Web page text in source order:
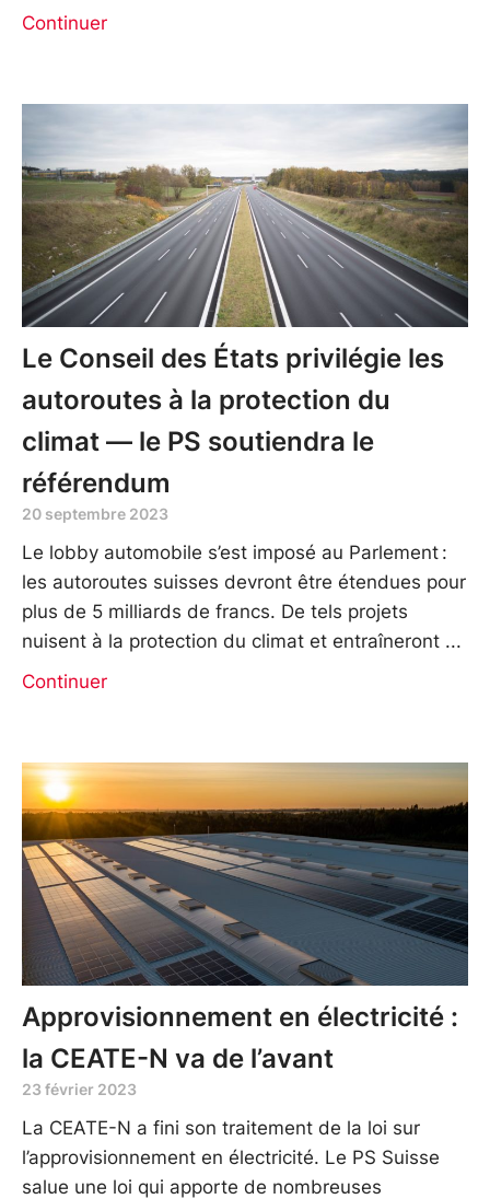
Continuer
Le Conseil des États privilégie les
autoroutes à la protection du
climat — le PS soutiendra le
référendum
20 septembre 2023
Le lobby automobile s’est imposé au Parlement :
les autoroutes suisses devront être étendues pour
plus de 5 milliards de francs. De tels projets
nuisent à la protection du climat et entraîneront
Continuer
Approvisionnement en électricité :
la CEATE-N va de l’avant
23 février 2023
La CEATE-N a fini son traitement de la loi sur
l’approvisionnement en électricité. Le PS Suisse
salue une loi qui apporte de nombreuses